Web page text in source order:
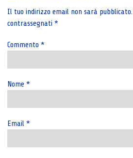
Il tuo indirizzo email non sarà pubblicato.
contrassegnati *
Commento *
Nome *
Email *